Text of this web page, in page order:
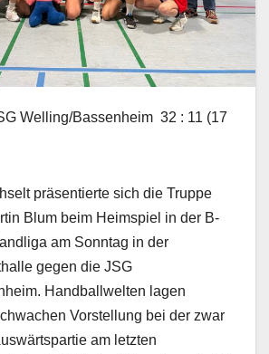
Welling/Bassenheim 32 : 11 (17
präsentierte sich die Truppe
Blum beim Heimspiel in der B-
am Sonntag in der
gegen die JSG
Handballwelten lagen
Vorstellung bei der zwar
am letzten